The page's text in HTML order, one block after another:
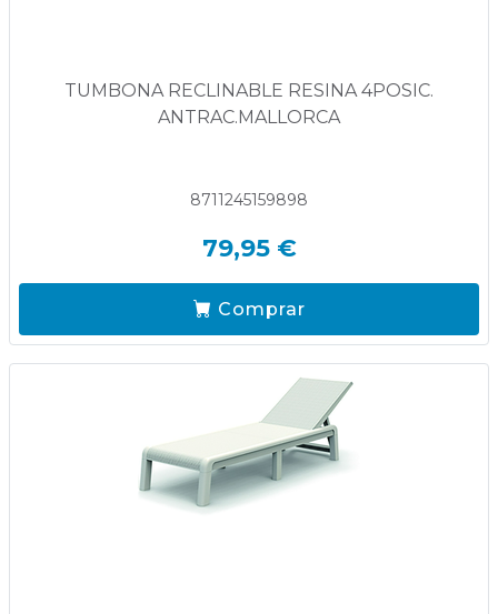
TUMBONA RECLINABLE RESINA 4POSIC.
ANTRAC.MALLORCA
8711245159898
79,95 €
Comprar